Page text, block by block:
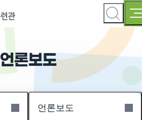
언론보도
언론보도